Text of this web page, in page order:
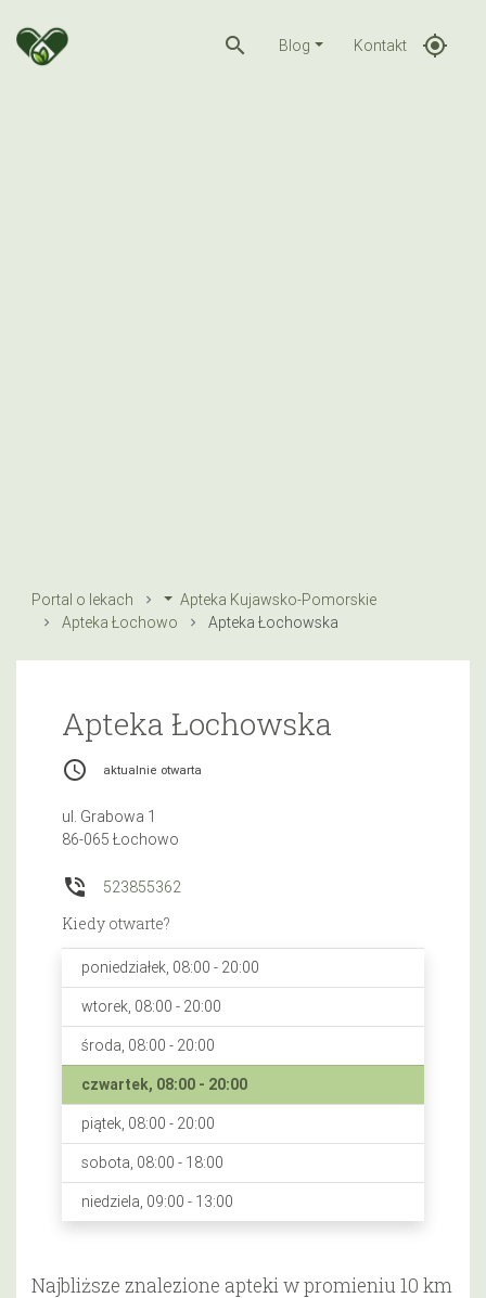
search Blog Kontakt gps_fixed
Portal o lekach
Apteka Kujawsko-Pomorskie
Apteka Łochowo
Apteka Łochowska
Apteka Łochowska
access_time aktualnie otwarta
ul. Grabowa 1
86-065 Łochowo
phone_in_talk 523855362
Kiedy otwarte?
poniedziałek, 08:00 - 20:00
wtorek, 08:00 - 20:00
środa, 08:00 - 20:00
czwartek, 08:00 - 20:00
piątek, 08:00 - 20:00
sobota, 08:00 - 18:00
niedziela, 09:00 - 13:00
Najbliższe znalezione apteki w promieniu 10 km